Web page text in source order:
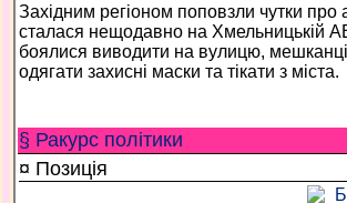
Західним регіоном поповзли чутки про
сталася нещодавно на Хмельницькій
боялися виводити на вулицю,
одягати захисні маски та тікати з міста.
§ Ракурс політики
¤ Позиція